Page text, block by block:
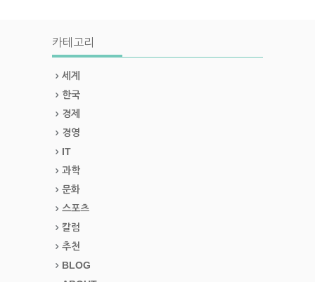
카테고리
세계
한국
경제
경영
IT
과학
문화
스포츠
칼럼
추천
BLOG